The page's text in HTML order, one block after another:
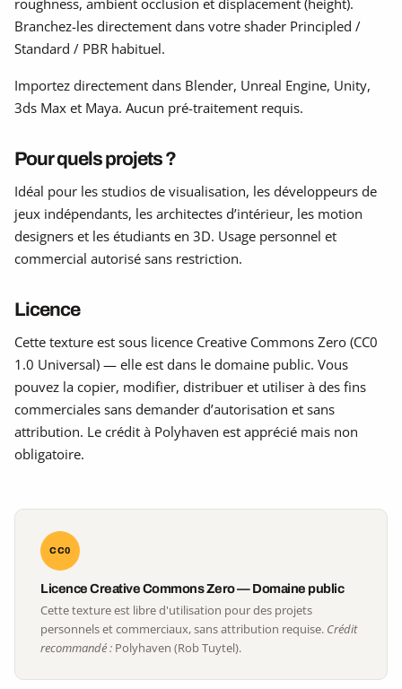
Branchez-les directement dans votre shader Principled /
Standard / PBR habituel.
Importez directement dans Blender, Unreal Engine, Unity,
3ds Max et Maya. Aucun pré-traitement requis.
Pour quels projets ?
Idéal pour les studios de visualisation, les développeurs de
jeux indépendants, les architectes d’intérieur, les motion
designers et les étudiants en 3D. Usage personnel et
commercial autorisé sans restriction.
Licence
Cette texture est sous licence Creative Commons Zero (CC0
1.0 Universal) — elle est dans le domaine public. Vous
pouvez la copier, modifier, distribuer et utiliser à des fins
commerciales sans demander d’autorisation et sans
attribution. Le crédit à Polyhaven est apprécié mais non
obligatoire.
CC0
Licence Creative Commons Zero — Domaine public
Cette texture est libre d'utilisation pour des projets
personnels et commerciaux, sans attribution requise. Crédit
recommandé : Polyhaven (Rob Tuytel).